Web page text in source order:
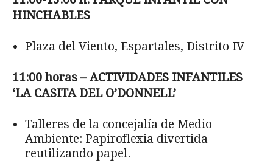
HINCHABLES
Plaza del Viento, Espartales, Distrito IV
11:00 horas – ACTIVIDADES INFANTILES
‘LA CASITA DEL O’DONNELL’
Talleres de la concejalía de Medio
Ambiente: Papiroflexia divertida
reutilizando papel.